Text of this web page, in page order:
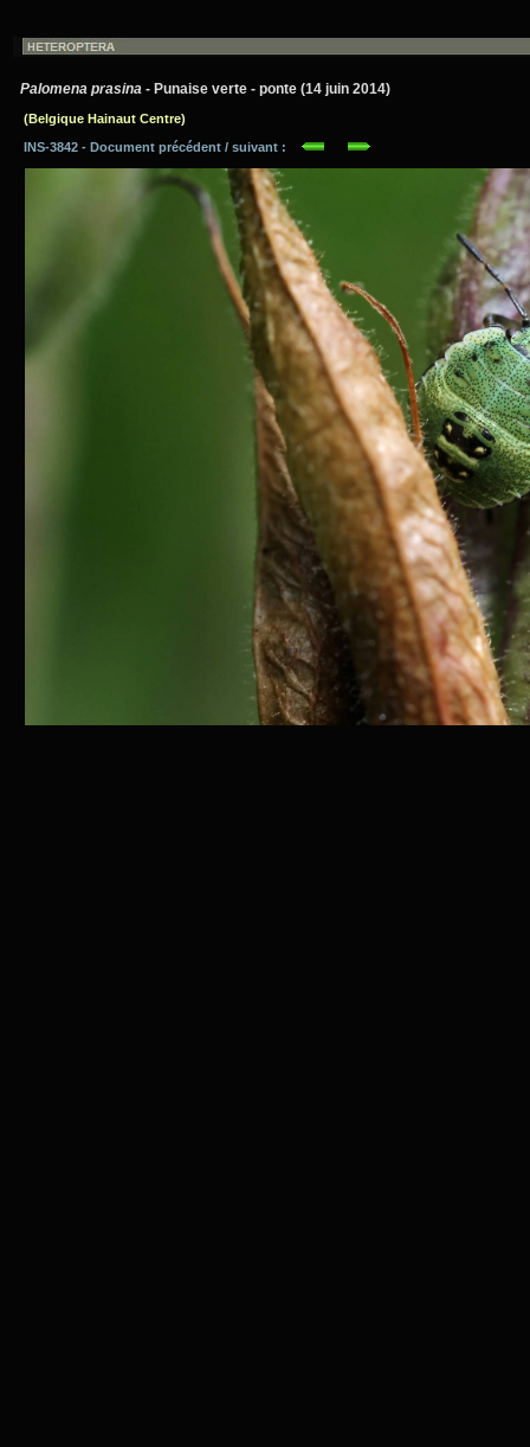
Palomena prasina - Punaise verte - ponte (14 juin 2014)
(Belgique Hainaut Centre)
INS-3842 - Document précédent / suivant :